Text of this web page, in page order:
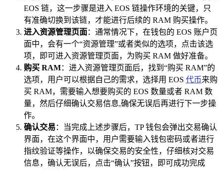
EOS 链，这一步骤是进入 EOS 链操作环境的关键，只
有准确切换到该链，才能进行后续的 RAM 购买操作。
进入资源管理页面：通常情况下，在钱包的 EOS 账户页
面中，会有一个“资源管理”或者类似的选项，点击该选
项，即可进入资源管理页面，为购买 RAM 做好准备。
购买 RAM：进入资源管理页面后，找到“购买 RAM”的
选项，用户可以根据自己的需求，选择用 EOS 代币来购
买 RAM，需要输入想要购买的 EOS 数量或者 RAM 数
量，然后仔细确认交易信息,确保无误后再进行下一步操
作。
确认交易 ：当完成上述步骤后，TP 钱包会弹出交易确认
界面，在这个界面中，用户需要输入钱包密码或者进行
指纹验证等操作，以确保交易的安全性，仔细核对交易
信息，确认无误后，点击“确认”按钮，即可成功完成